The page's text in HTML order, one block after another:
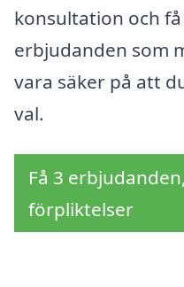
konsultation och
erbjudanden som
vara säker på att
val.
Få 3
förpliktelser